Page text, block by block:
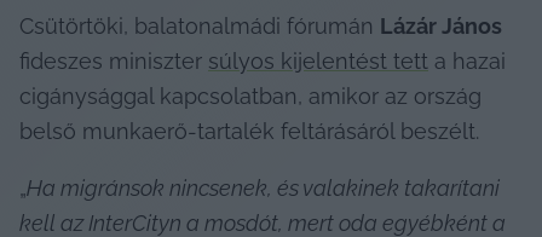
Csütörtöki, balatonalmádi fórumán
fideszes miniszter súlyos kijelentést tett a hazai
cigánysággal kapcsolatban, amikor az ország
belső munkaerő-tartalék feltárásáról beszélt.
„Ha migránsok nincsenek, és valakinek takarítani
kell az InterCityn a mosdót, mert oda egyébként a